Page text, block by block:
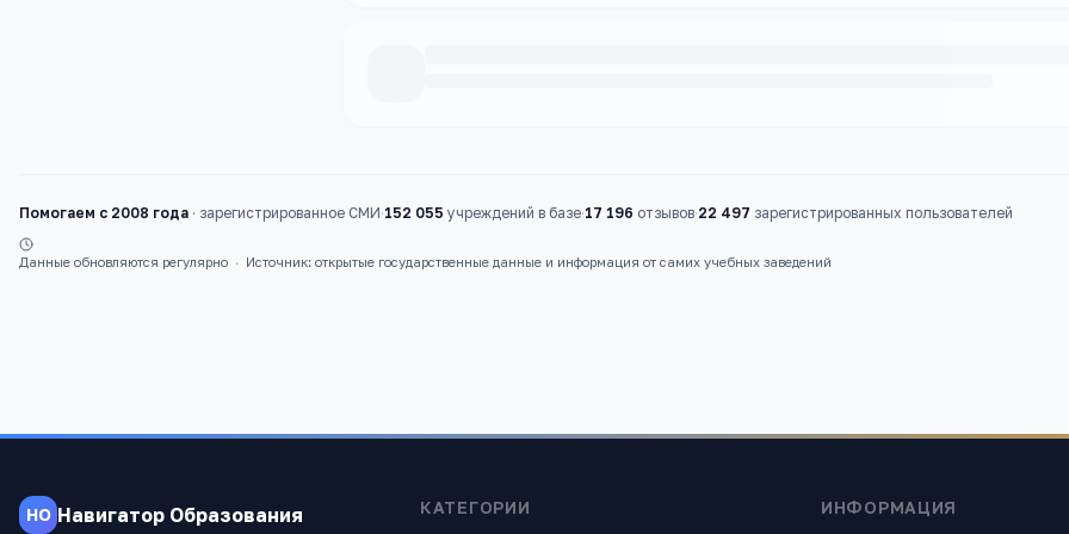
Помогаем с 2008 года · зарегистрированное СМИ·152 055 учреждений в базе·17 196 отзывов·22 497 зарегистрированных пользователей
Данные обновляются регулярно · Источник: открытые государственные данные и информация от самих учебных заведений
НО Навигатор Образования КАТЕГОРИИ ИНФОРМАЦИЯ